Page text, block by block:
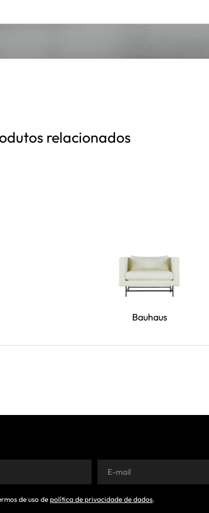
relacionados
Bauhaus
de uso depolítica de privacidade de dados.